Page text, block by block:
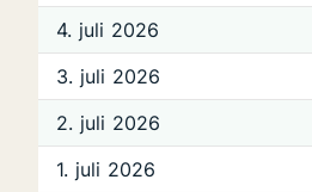
4. juli 2026
3. juli 2026
2. juli 2026
1. juli 2026